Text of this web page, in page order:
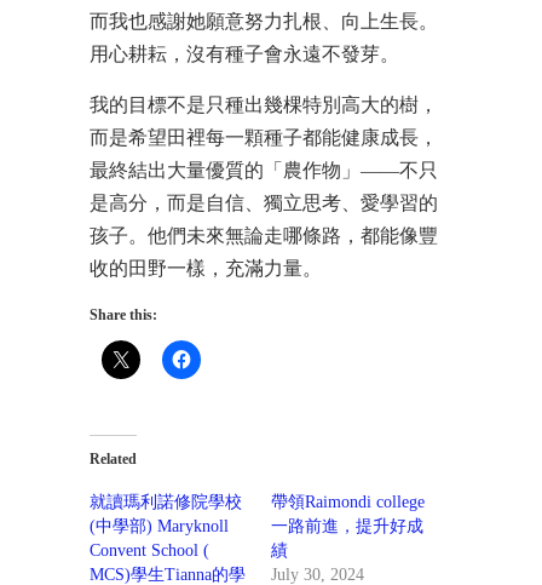
而我也感謝她願意努力扎根、向上生長。
用心耕耘，沒有種子會永遠不發芽。
我的目標不是只種出幾棵特別高大的樹，
而是希望田裡每一顆種子都能健康成長，
最終結出大量優質的「農作物」——不只
是高分，而是自信、獨立思考、愛學習的
孩子。他們未來無論走哪條路，都能像豐
收的田野一樣，充滿力量。
Share this:
Related
就讀瑪利諾修院學校
(中學部) Maryknoll
Convent School (
MCS)學生Tianna的學
帶領Raimondi college
一路前進，提升好成
績
July 30, 2024